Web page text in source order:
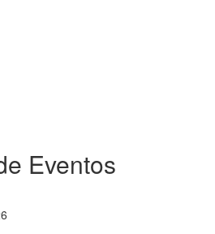
Eventos